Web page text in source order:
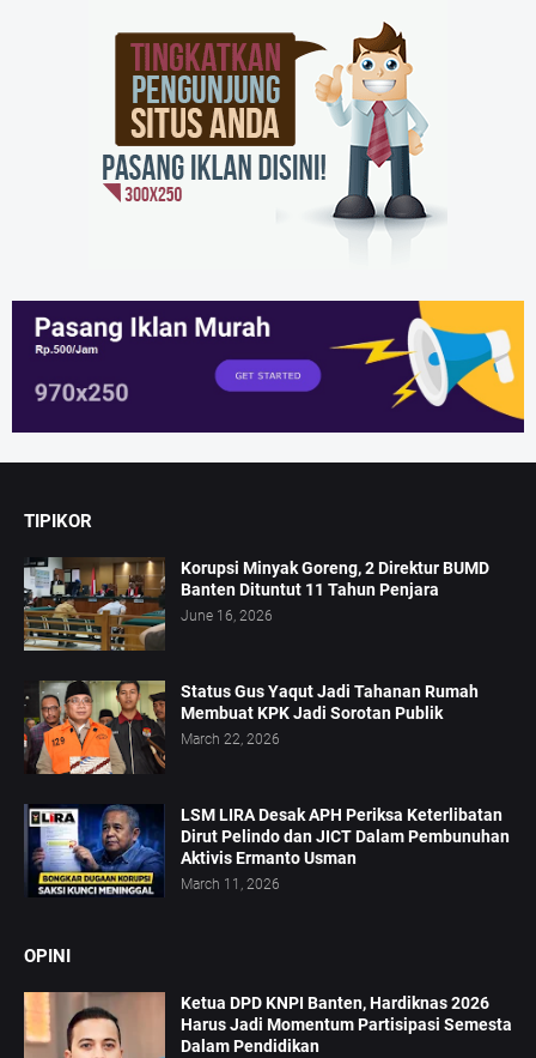
TIPIKOR
Korupsi Minyak Goreng, 2 Direktur BUMD
Banten Dituntut 11 Tahun Penjara
June 16, 2026
Status Gus Yaqut Jadi Tahanan Rumah
Membuat KPK Jadi Sorotan Publik
March 22, 2026
LSM LIRA Desak APH Periksa Keterlibatan
Dirut Pelindo dan JICT Dalam Pembunuhan
Aktivis Ermanto Usman
March 11, 2026
OPINI
Ketua DPD KNPI Banten, Hardiknas 2026
Harus Jadi Momentum Partisipasi Semesta
Dalam Pendidikan